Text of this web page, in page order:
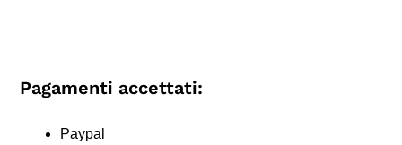
Pagamenti accettati:
Paypal